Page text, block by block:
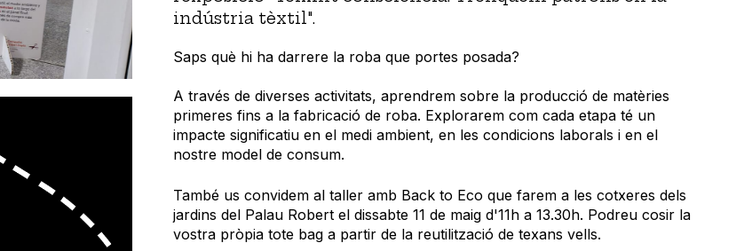
indústria tèxtil".
Saps què hi ha darrere la roba que portes posada?
A través de diverses activitats, aprendrem sobre la producció de matèries
primeres fins a la fabricació de roba. Explorarem com cada etapa té un
impacte significatiu en el medi ambient, en les condicions laborals i en el
nostre model de consum.
També us convidem al taller amb Back to Eco que farem a les cotxeres dels
jardins del Palau Robert el dissabte 11 de maig d'11h a 13.30h. Podreu cosir la
vostra pròpia tote bag a partir de la reutilització de texans vells.